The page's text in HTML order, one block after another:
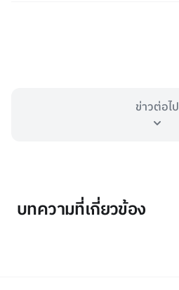
ข่าวต่อไป
บทความที่เกี่ยวข้อง